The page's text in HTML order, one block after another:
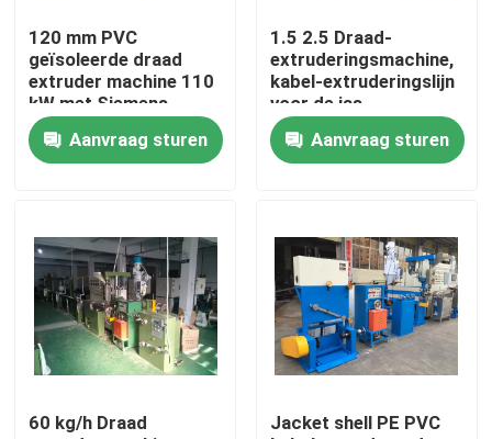
Fabriekstocht
Kwaliteitscontrole
Vraag een offerte
Cable Extruder Machine
Draadtrekkers
120 mm PVC
geïsoleerde draad
extruder machine 110
kW met Siemens
motor
Aanvraag sturen
1.5 2.5 Draad-
extruderingsmachine,
kabel-extruderingslijn
voor de jas
Aanvraag sturen
60 kg/h Draad
Jacket shell PE PVC